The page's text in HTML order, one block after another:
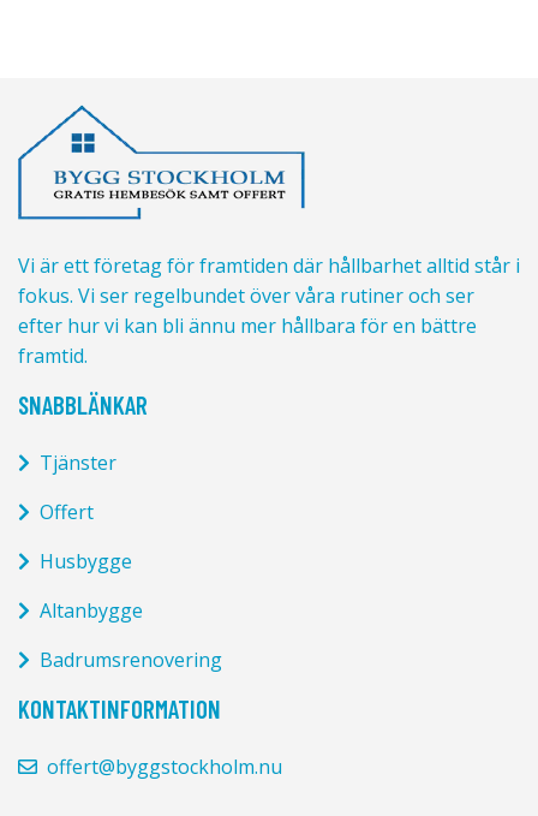
Vi är ett företag för framtiden där hållbarhet alltid står i
fokus. Vi ser regelbundet över våra rutiner och ser
efter hur vi kan bli ännu mer hållbara för en bättre
framtid.
SNABBLÄNKAR
Tjänster
Offert
Husbygge
Altanbygge
Badrumsrenovering
KONTAKTINFORMATION
offert@byggstockholm.nu